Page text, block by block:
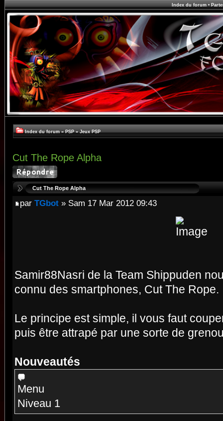
Index du forum•
Index du forum » PSP » Jeux PSP
Cut The Rope Alpha
Cut The Rope Alpha
par TGbot » Sam 17 Mar 2012 09:43
Samir88Nasri de la Team Shippuden
connu des smartphones, Cut The Rope.
Le principe est simple, il vous faut
puis être attrapé par une sorte de
Nouveautés
Menu
Niveau 1